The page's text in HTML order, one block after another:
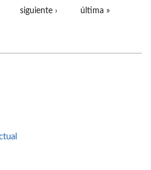
siguiente › última »